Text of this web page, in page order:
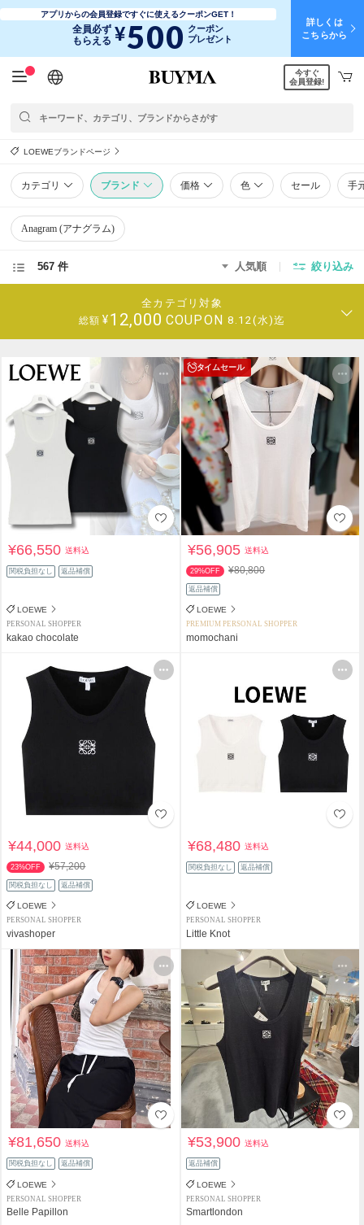
アプリからの会員登録ですぐに使えるクーポンGET！
全員必ず
もらえる ¥500 クーポン
プレゼント
詳しくは
こちらから
日本語
English
简体中文
繁體中文
今すぐ
会員登録!
LOEWEブランドページ
カテゴリ ブランド 価格 色 セール 手
Anagram (アナグラム)
567 件 人気順 絞り込み
全カテゴリ対象
総額 ¥12,000 COUPON 8.12(水)迄
¥66,550送料込
関税負担なし 返品補償
LOEWE
PERSONAL SHOPPER
kakao chocolate
タイムセール
¥56,905送料込
29%OFF ¥80,800
返品補償
LOEWE
PREMIUM PERSONAL SHOPPER
momochani
¥44,000送料込
23%OFF ¥57,200
関税負担なし 返品補償
LOEWE
PERSONAL SHOPPER
vivashoper
¥68,480送料込
関税負担なし 返品補償
LOEWE
PERSONAL SHOPPER
Little Knot
¥81,650送料込
関税負担なし 返品補償
LOEWE
PERSONAL SHOPPER
Belle Papillon
¥53,900送料込
返品補償
LOEWE
PERSONAL SHOPPER
Smartlondon